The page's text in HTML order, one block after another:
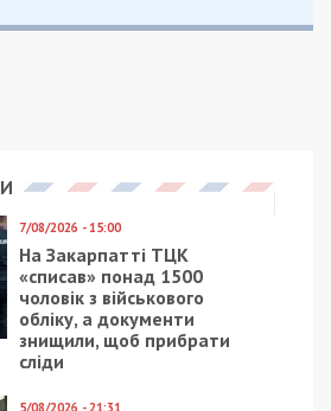
ЗМІ, а вам -
новини під ними.
до 49000 в Google News. Слідкуйте
Приєднатися